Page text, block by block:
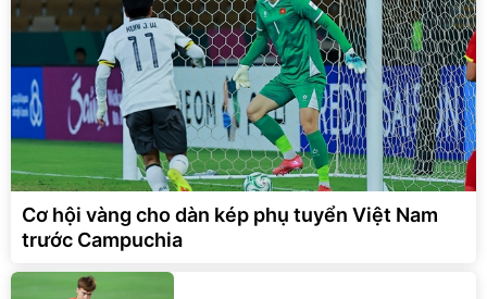
Cơ hội vàng cho dàn kép phụ tuyển Việt Nam
trước Campuchia